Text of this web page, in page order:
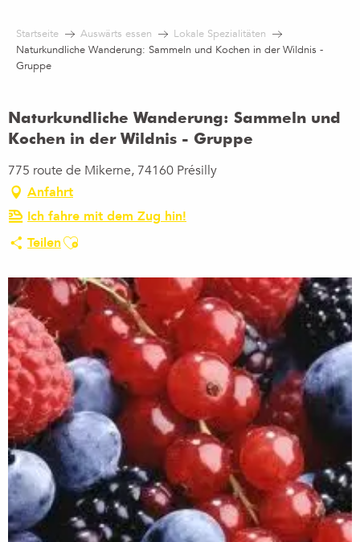
contenu
principal
Startseite Auswärts essen
Lokale Spezialitäten
Naturkundliche Wanderung: Sammeln und Kochen in der Wildnis -
Gruppe
Naturkundliche Wanderung: Sammeln und
Kochen in der Wildnis - Gruppe
775 route de Mikerne, 74160 Présilly
Anfahrt
Ich fahre mit dem Zug hin!
TeilenAjouter aux favoris